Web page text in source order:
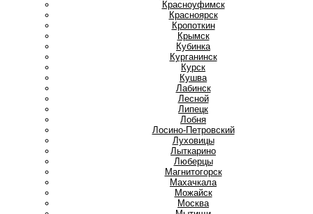
Красноуфимск
Красноярск
Кропоткин
Крымск
Кубинка
Курганинск
Курск
Кушва
Лабинск
Лесной
Липецк
Лобня
Лосино-Петровский
Луховицы
Лыткарино
Люберцы
Магнитогорск
Махачкала
Можайск
Москва